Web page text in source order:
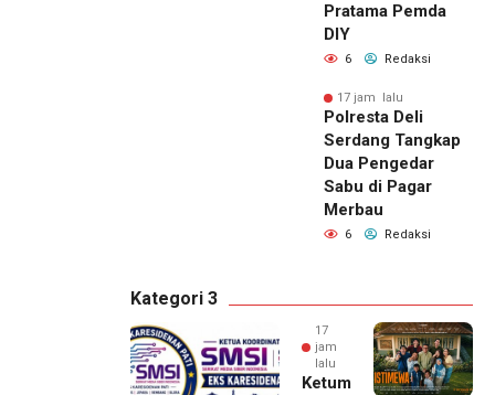
Pratama Pemda
DIY
6 Redaksi
17 jam lalu
Polresta Deli
Serdang Tangkap
Dua Pengedar
Sabu di Pagar
Merbau
6 Redaksi
Kategori 3
17
jam
lalu
Ketum